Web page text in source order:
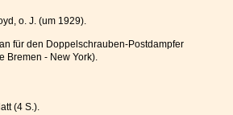
o. J. (um 1929).
für den Doppelschrauben-Postdampfer
Bremen - New York).
(4 S.).